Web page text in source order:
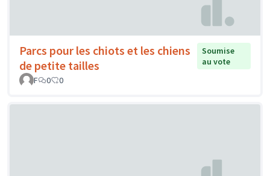
Parcs pour les chiots et les chiens
de petite tailles
Soumise
au vote
F
0 0